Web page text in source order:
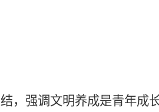
，强调文明养成是青年成